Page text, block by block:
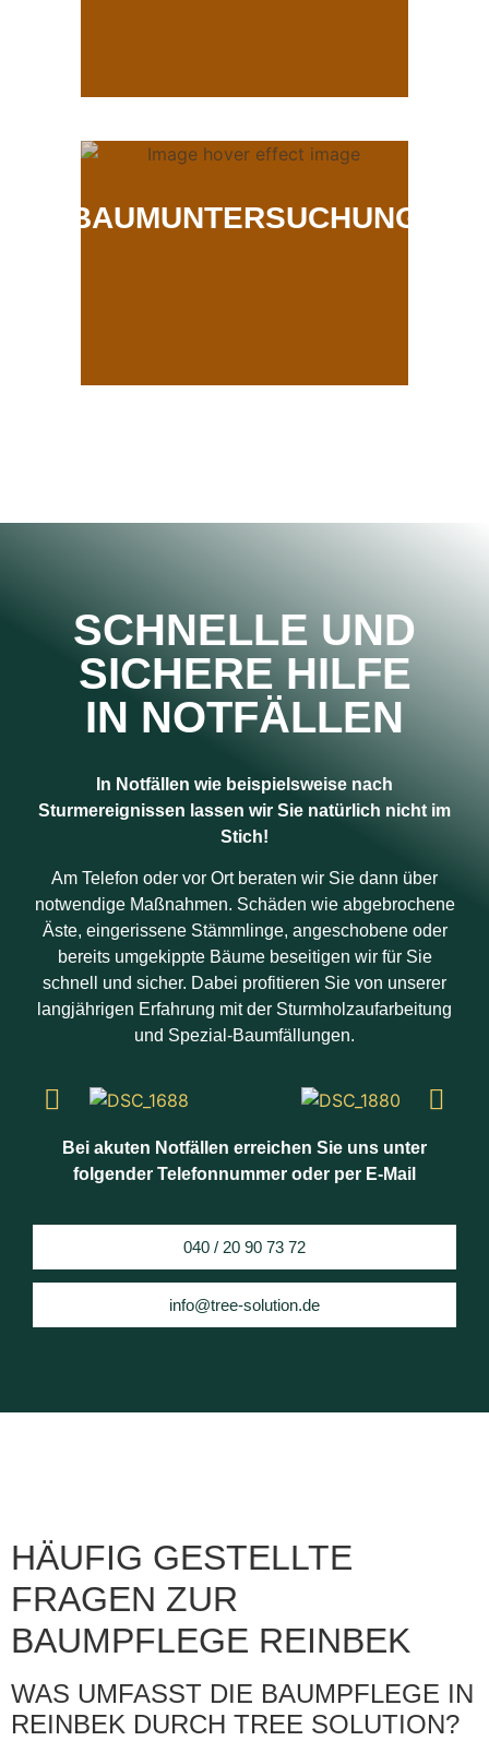
BAUMUNTERSUCHUNG
SCHNELLE UND
SICHERE HILFE
IN NOTFÄLLEN
In Notfällen wie beispielsweise nach
Sturmereignissen lassen wir Sie natürlich nicht im
Stich!
Am Telefon oder vor Ort beraten wir Sie dann über
notwendige Maßnahmen. Schäden wie abgebrochene
Äste, eingerissene Stämmlinge, angeschobene oder
bereits umgekippte Bäume beseitigen wir für Sie
schnell und sicher. Dabei profitieren Sie von unserer
langjährigen Erfahrung mit der Sturmholzaufarbeitung
und Spezial-Baumfällungen.
Bei akuten Notfällen erreichen Sie uns unter
folgender Telefonnummer oder per E-Mail
040 / 20 90 73 72
info@tree-solution.de
HÄUFIG GESTELLTE
FRAGEN ZUR
BAUMPFLEGE REINBEK
WAS UMFASST DIE BAUMPFLEGE IN
REINBEK DURCH TREE SOLUTION?